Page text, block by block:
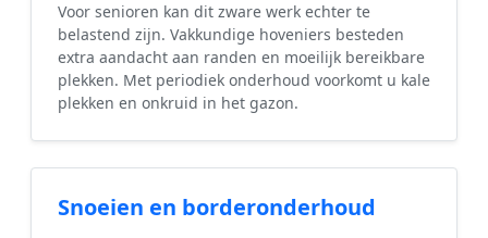
Voor senioren kan dit zware werk echter te
belastend zijn. Vakkundige hoveniers besteden
extra aandacht aan randen en moeilijk bereikbare
plekken. Met periodiek onderhoud voorkomt u kale
plekken en onkruid in het gazon.
Snoeien en borderonderhoud